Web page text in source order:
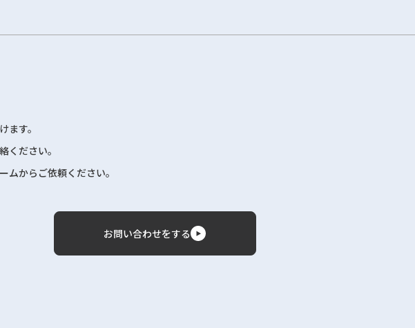
ます。
ください。
ムからご依頼ください。
お問い合わせをする